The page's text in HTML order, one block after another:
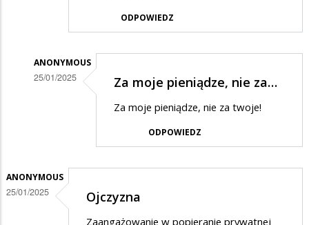
ODPOWIEDZ
ANONYMOUS
25/01/2025
odpowiedzi
na
Za moje pieniądze, nie za…
Za moje pieniądze, nie za twoje!
ODPOWIEDZ
ANONYMOUS
25/01/2025 Ojczyzna
Zaangażowanie w popieranie prywatnej